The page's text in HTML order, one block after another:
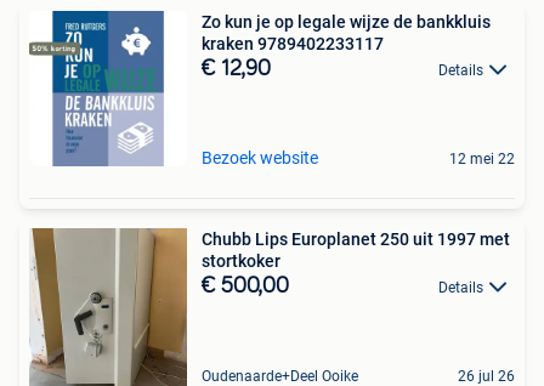
Zo kun je op legale wijze de bankkluis
kraken 9789402233117
€ 12,90 Details
Bezoek website 12 mei 22
Chubb Lips Europlanet 250 uit 1997 met
stortkoker
€ 500,00 Details
Oudenaarde+Deel Ooike 26 jul 26